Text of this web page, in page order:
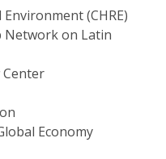
(CHRE)
Network on Latin
Economy